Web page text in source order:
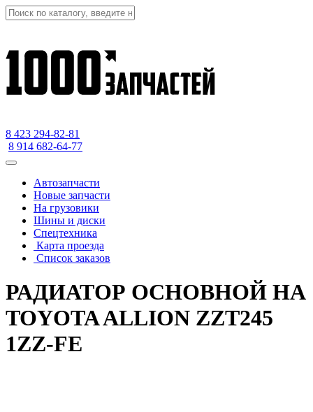
8 423 294-82-81
8 914 682-64-77
Автозапчасти
Новые запчасти
На грузовики
Шины и диски
Спецтехника
Карта проезда
Список заказов
РАДИАТОР ОСНОВНОЙ НА
TOYOTA ALLION ZZT245
1ZZ-FE